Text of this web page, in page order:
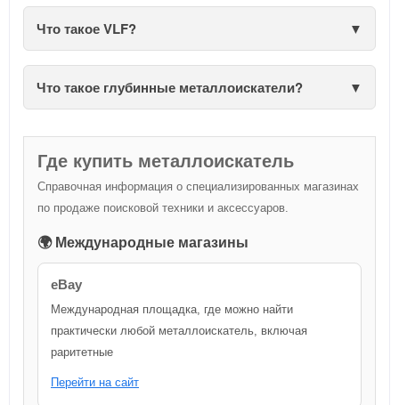
Что такое VLF?
Что такое глубинные металлоискатели?
Где купить металлоискатель
Справочная информация о специализированных магазинах
по продаже поисковой техники и аксессуаров.
🌍 Международные магазины
eBay
Международная площадка, где можно найти
практически любой металлоискатель, включая
раритетные
Перейти на сайт